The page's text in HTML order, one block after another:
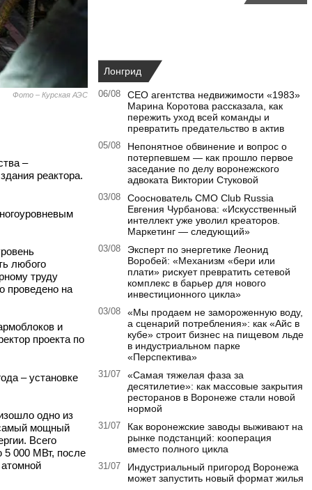
Фото – Курская АЭС
–
реактора.
любого
труду
проведено на
и
проекта по
– установке
одно из
мощный
Всего
5 000 МВт, после
Лонгрид
06/08
CEO агентства недвижимости «1983»
Марина Коротова рассказала, как
пережить уход всей команды и
превратить предательство в актив
05/08
Непонятное обвинение и вопрос о
потерпевшем — как прошло первое
заседание по делу воронежского
адвоката Виктории Стуковой
03/08
Сооснователь CMO Club Russia
Евгения Чурбанова: «Искусственный
интеллект уже уволил креаторов.
Маркетинг — следующий»
03/08
Эксперт по энергетике Леонид
Воробей: «Механизм «бери или
плати» рискует превратить сетевой
комплекс в барьер для нового
инвестиционного цикла»
03/08
«Мы продаем не замороженную воду,
а сценарий потребления»: как «Айс в
кубе» строит бизнес на пищевом льде
в индустриальном парке
«Перспектива»
31/07
«Самая тяжелая фаза за
десятилетие»: как массовые закрытия
ресторанов в Воронеже стали новой
нормой
31/07
Как воронежские заводы выживают на
рынке подстанций: кооперация
вместо полного цикла
31/07
Индустриальный пригород Воронежа
может запустить новый формат жилья